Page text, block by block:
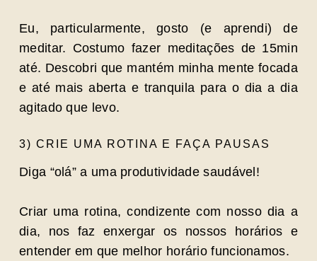
Eu, particularmente, gosto (e aprendi) de
meditar. Costumo fazer meditações de 15min
até. Descobri que mantém minha mente focada
e até mais aberta e tranquila para o dia a dia
agitado que levo.
3) CRIE UMA ROTINA E FAÇA PAUSAS
Diga “olá” a uma produtividade saudável!
Criar uma rotina, condizente com nosso dia a
dia, nos faz enxergar os nossos horários e
entender em que melhor horário funcionamos.